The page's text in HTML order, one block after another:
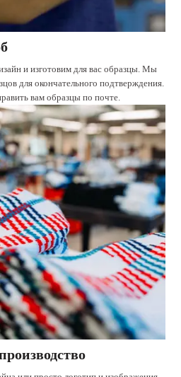
и изготовим для вас образцы. Мы
для окончательного подтверждения.
вам образцы по почте.